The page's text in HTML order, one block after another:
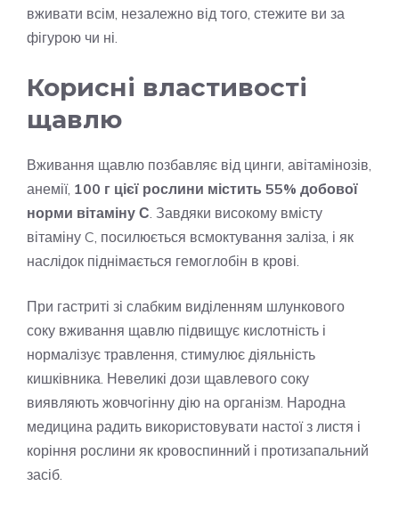
вживати всім, незалежно від того, стежите ви за
фігурою чи ні.
Корисні властивості
щавлю
Вживання щавлю позбавляє від цинги, авітамінозів,
анемії, 100 г цієї рослини містить 55% добової
норми вітаміну С. Завдяки високому вмісту
вітаміну C, посилюється всмоктування заліза, і як
наслідок піднімається гемоглобін в крові.
При гастриті зі слабким виділенням шлункового
соку вживання щавлю підвищує кислотність і
нормалізує травлення, стимулює діяльність
кишківника. Невеликі дози щавлевого соку
виявляють жовчогінну дію на організм. Народна
медицина радить використовувати настої з листя і
коріння рослини як кровоспинний і протизапальний
засіб.